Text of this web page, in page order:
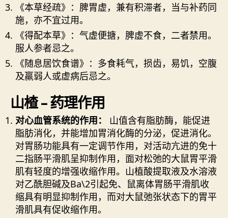
《本草经疏》：脾胃虚，兼有积滞者，当与补药同
施，亦不宜过用。
《得配本草》：气虚便搪，脾虚不食，二者禁用。
服人参者忌之。
《随息居饮食谱》：多食耗气，损齿，易饥，空腹
及羸弱人或虚病后忌之。
山楂 – 药理作用
对心血管系统的作用：
山值含有脂肪酶，能促进
脂肪消化，并能增加胃消化酶的分泌，促进消化。
对胃肠功能具有一定调节作用，对活动亢进的免十
二指肠平滑肌呈抑制作用，面对松弛的大鼠胃平滑
肌有轻度的增强收缩作用。山植酸提取液及水溶液
对乙酰胆碱及Ba\2引起免、鼠离体胃肠平滑肌收
缩具有明显抑制作用，而对大鼠弛张状态下的胃平
滑肌具有促收缩作用。